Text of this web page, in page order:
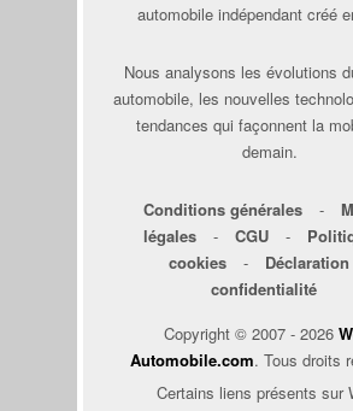
automobile indépendant créé
Nous analysons les évolutions
automobile, les nouvelles
tendances qui façonnent la
demain.
Conditions générales -
légales
- CGU -
cookies
-
Déclaration
confidentialité
Copyright © 2007 - 2026
Automobile.com. Tous droits
Certains liens présents sur